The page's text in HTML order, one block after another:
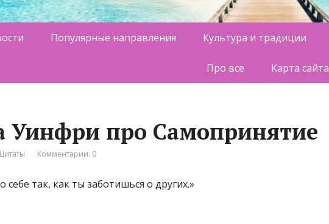
Популярные направления Культура и традиции
Про все Карта сайта
Уинфри про Самопринятие
Цитаты Комментарии: 0
себе так, как ты заботишься о других.»